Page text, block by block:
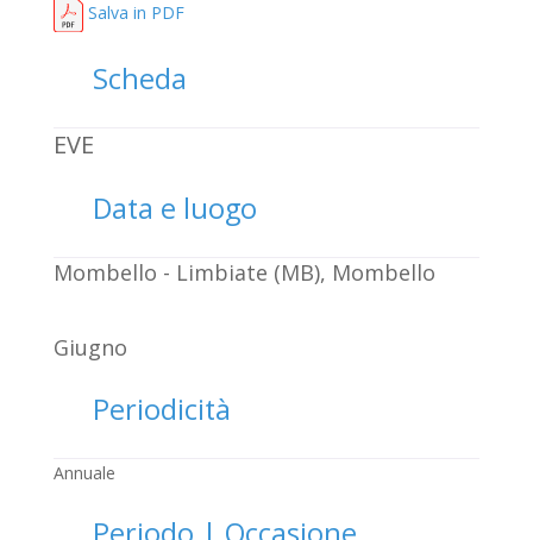
Salva in PDF
Scheda
EVE
Data e luogo
Mombello - Limbiate (MB), Mombello
Giugno
Periodicità
Annuale